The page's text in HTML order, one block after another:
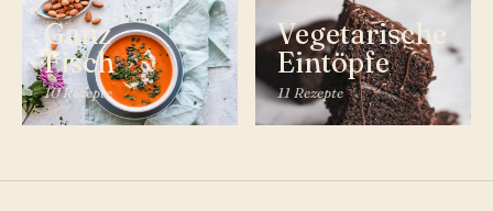
Ganz
Fisch
10 Rezepte
Vegetarische
Eintöpfe
11 Rezepte